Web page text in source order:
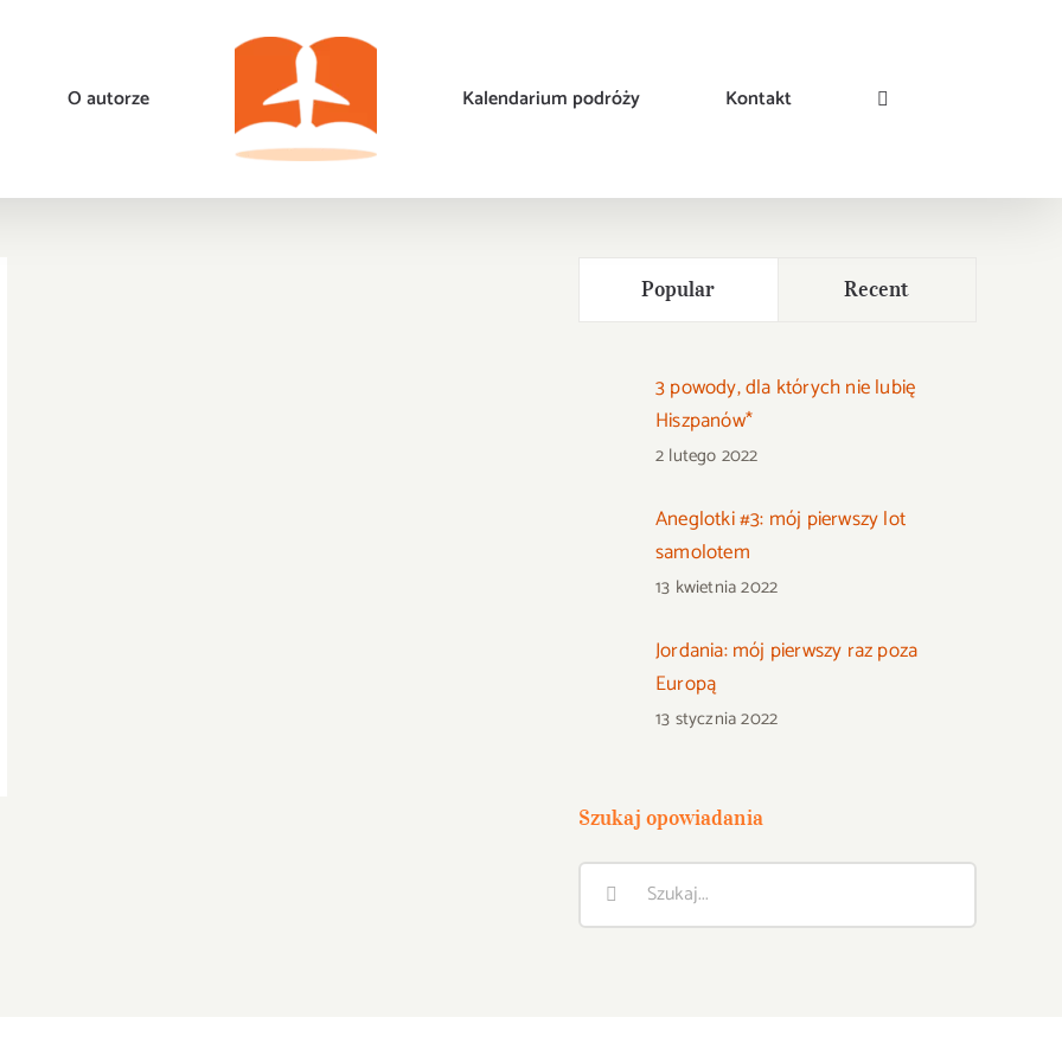
O autorze Kalendarium podróży Kontakt
Popular Recent
3 powody, dla których nie lubię
Hiszpanów*
2 lutego 2022
Aneglotki #3: mój pierwszy lot
samolotem
13 kwietnia 2022
Jordania: mój pierwszy raz poza
Europą
13 stycznia 2022
Szukaj opowiadania
Szukaj